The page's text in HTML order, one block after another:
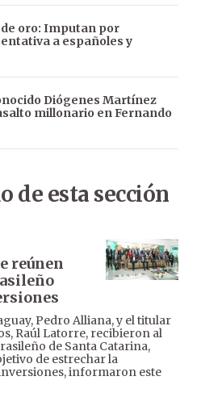
oro: Imputan por
a españoles y
Diógenes Martínez
millonario en Fernando
de esta sección
reúnen
Pedro Alliana, y el titular
Raúl Latorre, recibieron al
de Santa Catarina,
de estrechar la
informaron este